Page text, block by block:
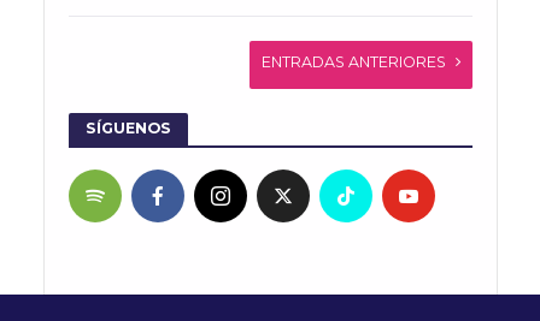
ENTRADAS ANTERIORES
SÍGUENOS